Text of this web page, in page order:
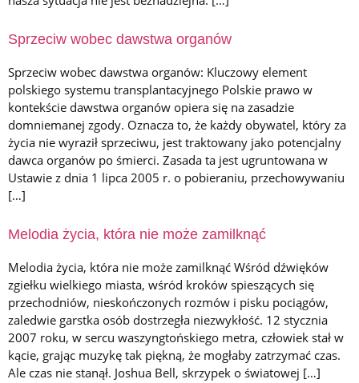
Sprzeciw wobec dawstwa organów
Sprzeciw wobec dawstwa organów: Kluczowy element
polskiego systemu transplantacyjnego Polskie prawo w
kontekście dawstwa organów opiera się na zasadzie
domniemanej zgody. Oznacza to, że każdy obywatel, który za
życia nie wyraził sprzeciwu, jest traktowany jako potencjalny
dawca organów po śmierci. Zasada ta jest ugruntowana w
Ustawie z dnia 1 lipca 2005 r. o pobieraniu, przechowywaniu
[…]
Melodia życia, która nie może zamilknąć
Melodia życia, która nie może zamilknąć Wśród dźwięków
zgiełku wielkiego miasta, wśród kroków spieszących się
przechodniów, nieskończonych rozmów i pisku pociągów,
zaledwie garstka osób dostrzegła niezwykłość. 12 stycznia
2007 roku, w sercu waszyngtońskiego metra, człowiek stał w
kącie, grając muzykę tak piękną, że mogłaby zatrzymać czas.
Ale czas nie stanął. Joshua Bell, skrzypek o światowej […]